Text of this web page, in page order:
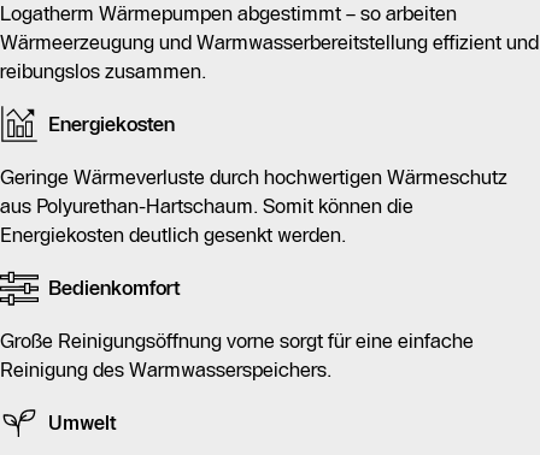
Logatherm Wärmepumpen abgestimmt – so arbeiten
Wärmeerzeugung und Warmwasserbereitstellung effizient und
reibungslos zusammen.
Energiekosten
Geringe Wärmeverluste durch hochwertigen Wärmeschutz
aus Polyurethan-Hartschaum. Somit können die
Energiekosten deutlich gesenkt werden.
Bedienkomfort
Große Reinigungsöffnung vorne sorgt für eine einfache
Reinigung des Warmwasserspeichers.
Umwelt